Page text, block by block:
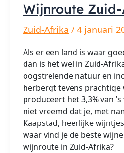
Wijnroute
Zuid-Afrika / 4 januari
Als er een land is waar
dan is het wel in Zuid-
oogstrelende natuur en
herbergt tevens prachtige
produceert het 3,3% van
niet vreemd dat je, met
Kaapstad, heerlijke
waar vind je de beste
wijnroute in Zuid-Afrika?